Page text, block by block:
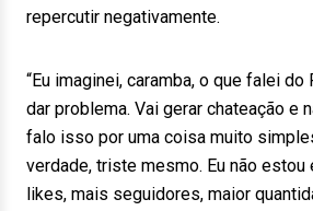
repercutir negativamente.
“Eu imaginei, caramba, o que falei do
dar problema. Vai gerar chateação e
falo isso por uma coisa muito
verdade, triste mesmo. Eu não estou
likes, mais seguidores, maior